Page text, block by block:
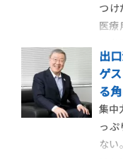
つけ
医療
研究
バー
のプ
トと
出
ゲ
る
集中
っぷ
ない